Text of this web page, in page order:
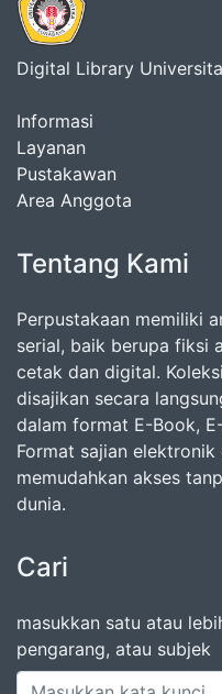
Digital Library
Informasi
Layanan
Pustakawan
Area Anggota
Tentang Kami
Perpustakaan memiliki
serial, baik berupa fiksi
cetak dan digital.
disajikan secara
dalam format E-Book,
Format sajian
memudahkan akses
dunia.
Cari
masukkan satu atau
pengarang, atau subjek